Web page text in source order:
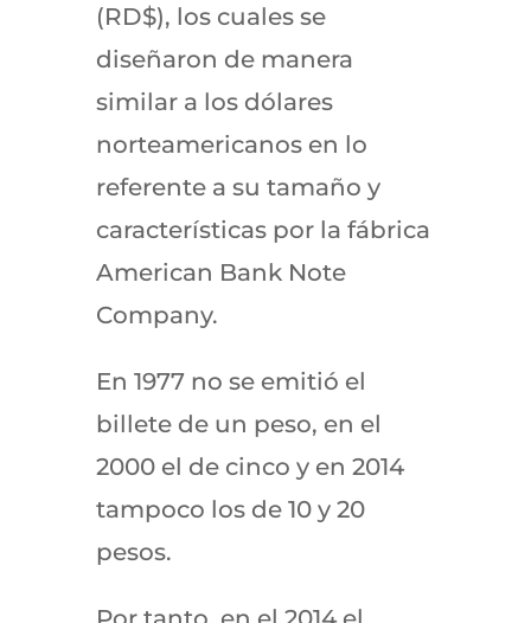
(RD$), los cuales se
diseñaron de manera
similar a los dólares
norteamericanos en lo
referente a su tamaño y
características por la fábrica
American Bank Note
Company.
En 1977 no se emitió el
billete de un peso, en el
2000 el de cinco y en 2014
tampoco los de 10 y 20
pesos.